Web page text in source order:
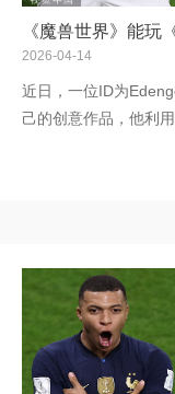
2026-04-14
近日，一位ID为
己的创意作品，他利